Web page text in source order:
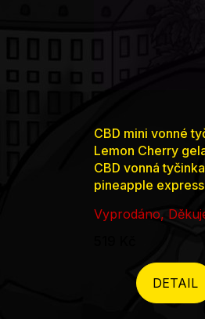
CBD mini vonné
Lemon Cherry
CBD vonná
pineapple express
Vyprodáno,
DETAIL